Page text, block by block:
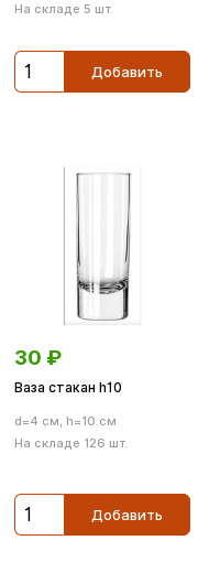
На складе 5 шт.
Добавить
30 ₽
Ваза стакан h10
d=4 см, h=10 см
На складе 126 шт.
Добавить